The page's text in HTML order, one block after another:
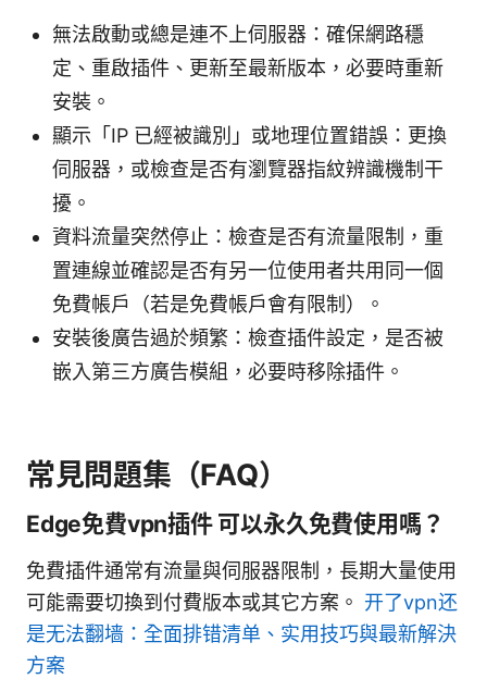
無法啟動或總是連不上伺服器：確保網路穩
定、重啟插件、更新至最新版本，必要時重新
安裝。
顯示「IP 已經被識別」或地理位置錯誤：更換
伺服器，或檢查是否有瀏覽器指紋辨識機制干
擾。
資料流量突然停止：檢查是否有流量限制，重
置連線並確認是否有另一位使用者共用同一個
免費帳戶（若是免費帳戶會有限制）。
安裝後廣告過於頻繁：檢查插件設定，是否被
嵌入第三方廣告模組，必要時移除插件。
常見問題集（FAQ）
Edge免費vpn插件 可以永久免費使用嗎？
免費插件通常有流量與伺服器限制，長期大量使用
可能需要切換到付費版本或其它方案。 开了vpn还
是无法翻墙：全面排错清单、实用技巧與最新解決
方案